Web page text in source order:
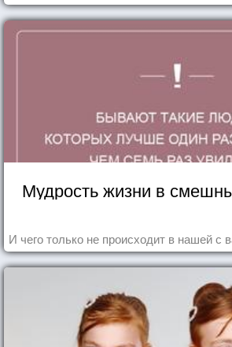
Мудрость жизни в
И чего только не происходит в нашей с